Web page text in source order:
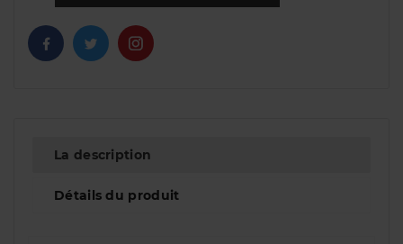
La description
Détails du produit